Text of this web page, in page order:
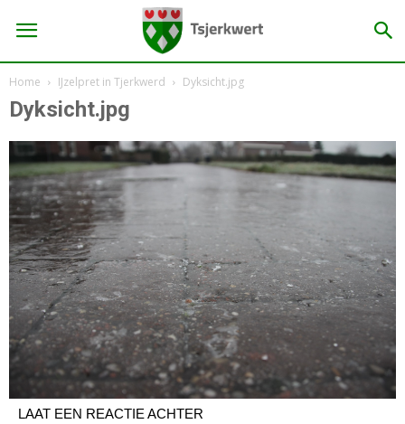
Home IJzelpret in Tjerkwerd Dyksicht.jpg
Dyksicht.jpg
LAAT EEN REACTIE ACHTER